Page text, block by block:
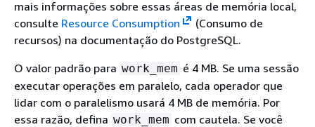
mais informações sobre essas áreas de memória local,
consulte Resource Consumption
(Consumo de
recursos) na documentação do PostgreSQL.
O valor padrão para work_mem é 4 MB. Se uma sessão
executar operações em paralelo, cada operador que
lidar com o paralelismo usará 4 MB de memória. Por
essa razão, defina work_mem com cautela. Se você